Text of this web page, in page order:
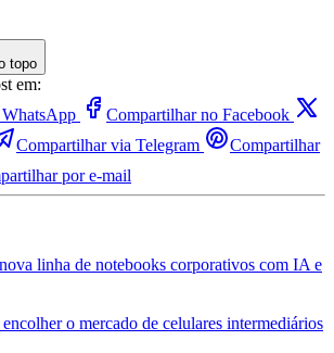
topo
em:
Compartilhar no Facebook
Compartilhar via Telegram
Compartilhar
por e-mail
linha de notebooks corporativos com IA e
o mercado de celulares intermediários